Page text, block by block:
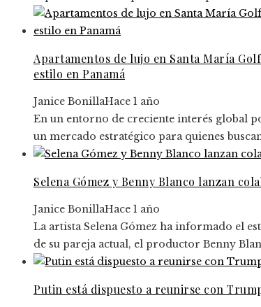
Apartamentos de lujo en Santa María
estilo en Panamá
Janice BonillaHace 1 año
En un entorno de creciente interés global
un mercado estratégico para quienes
Selena Gómez y Benny Blanco lanzan
Janice BonillaHace 1 año
La artista Selena Gómez ha informado el
de su pareja actual, el productor Benny
Putin está dispuesto a reunirse con